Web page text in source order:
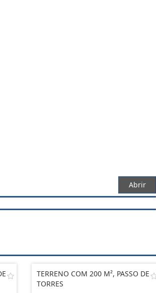
Abrir
TERRENO COM 200 M², PASSO DE
TORRES